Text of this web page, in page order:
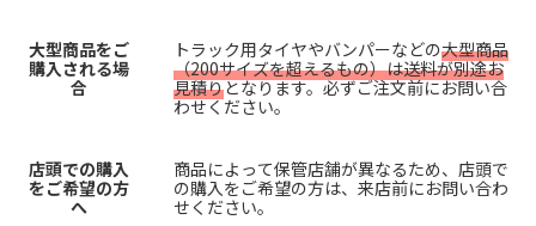
大型商品をご
購入される場
合
トラック用タイヤやバンパーなどの大型商品
（200サイズを超えるもの）は送料が別途お
見積りとなります。必ずご注文前にお問い合
わせください。
店頭での購入
をご希望の方
へ
商品によって保管店舗が異なるため、店頭で
の購入をご希望の方は、来店前にお問い合わ
せください。